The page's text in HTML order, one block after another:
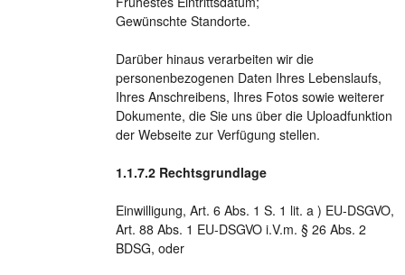
Gewünschte Standorte.
Darüber hinaus verarbeiten wir die
personenbezogenen Daten Ihres Lebenslaufs,
Ihres Anschreibens, Ihres Fotos sowie weiterer
Dokumente, die Sie uns über die Uploadfunktion
der Webseite zur Verfügung stellen.
Rechtsgrundlage
Einwilligung, Art. 6 Abs. 1 S. 1 lit. a ) EU-DSGVO,
Art. 88 Abs. 1 EU-DSGVO i.V.m. § 26 Abs. 2
BDSG, oder